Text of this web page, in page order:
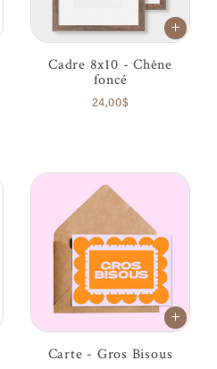
Cadre 8x10 - Chêne
foncé
24,00$
Carte - Gros Bisous